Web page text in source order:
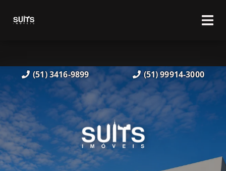
(51) 3416-9899 (51) 99914-3000